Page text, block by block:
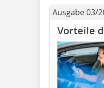
Ausgabe 03/
Vorteile